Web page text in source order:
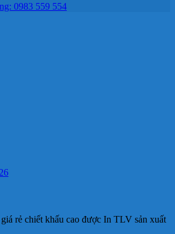
0983 559 554
rẻ chiết khấu cao được In TLV sản xuất